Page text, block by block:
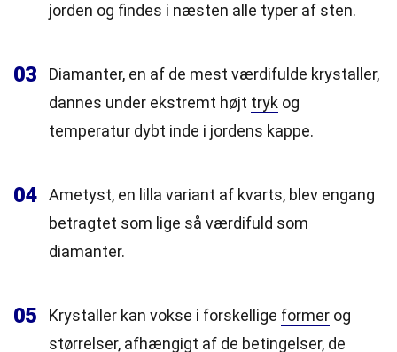
jorden og findes i næsten alle typer af sten.
03
Diamanter, en af de mest værdifulde krystaller,
dannes under ekstremt højt tryk og
temperatur dybt inde i jordens kappe.
04
Ametyst, en lilla variant af kvarts, blev engang
betragtet som lige så værdifuld som
diamanter.
05 Krystaller kan vokse i forskellige former og
størrelser, afhængigt af de betingelser, de